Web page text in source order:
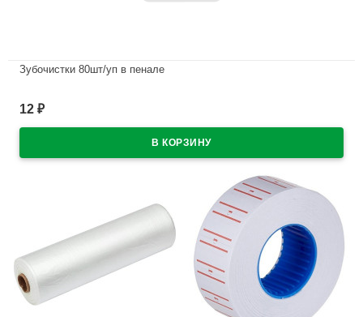
Зубочистки 80шт/уп в пенале
12 ₽